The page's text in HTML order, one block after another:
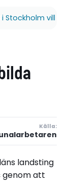
i Stockholm vill
Källa:
landsting
genom att